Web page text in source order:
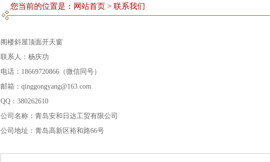
您当前的位置是：网站首页 > 联系我们
阁楼斜屋顶面开天窗
联系人：杨庆功
电话：18669720866（微信同号）
邮箱：qinggongyang@163.com
QQ：380262610
公司名称：青岛安和日达工贸有限公司
公司地址：青岛高新区裕和路66号